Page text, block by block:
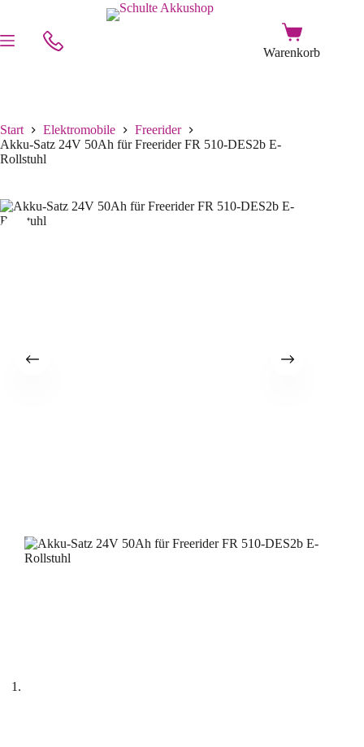
Start Elektromobile
Freerider
Akku-Satz 24V 50Ah für Freerider FR 510-DES2b E-
Rollstuhl